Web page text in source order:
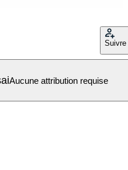
Suivre
Aucune attribution requise